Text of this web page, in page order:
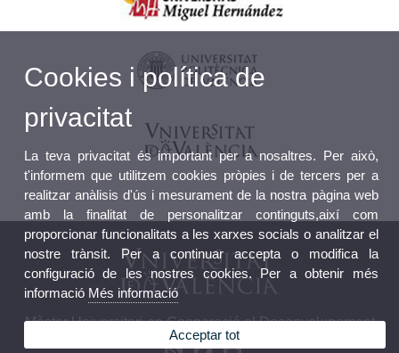
Màster Universitari en Cooperació al Desenvolupament
Cookies i política de
privacitat
La teva privacitat és important per a nosaltres. Per això,
t'informem que utilitzem cookies pròpies i de tercers per a
realitzar anàlisis d'ús i mesurament de la nostra pàgina web
amb la finalitat de personalitzar continguts,així com
proporcionar funcionalitats a les xarxes socials o analitzar el
nostre trànsit. Per a continuar accepta o modifica la
configuració de les nostres cookies. Per a obtenir més
informació Més informació
Acceptar tot